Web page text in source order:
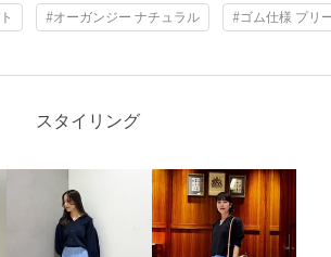
購入サイズ：FREE
｜
、縦ラインが出るのでスタイル良く見えま
#オーガンジー ナチュラル #ゴム仕様 プリ
スタイリング